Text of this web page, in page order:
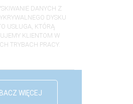
DANYCH Z
DYSKU
USŁUGA, KTÓRĄ
KLIENTOM W
TRYBACH PRACY.
WIĘCEJ